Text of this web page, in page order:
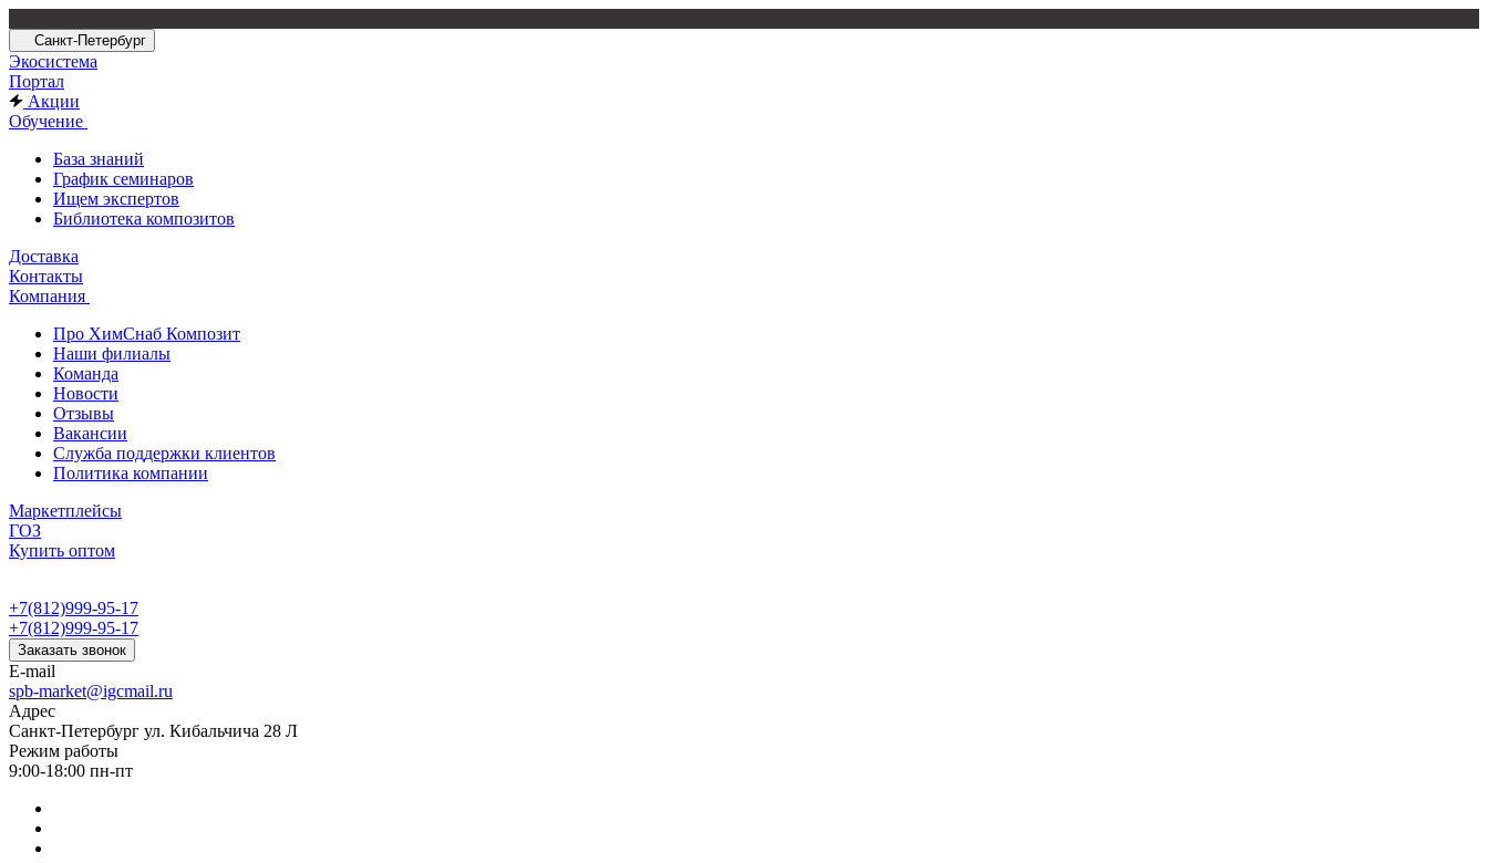
Санкт-Петербург
Экосистема
Портал
Акции
Обучение
База знаний
График семинаров
Ищем экспертов
Библиотека композитов
Доставка
Контакты
Компания
Про ХимСнаб Композит
Наши филиалы
Команда
Новости
Отзывы
Вакансии
Служба поддержки клиентов
Политика компании
Маркетплейсы
ГОЗ
Купить оптом
+7(812)999-95-17
+7(812)999-95-17
Заказать звонок
E-mail
spb-market@igcmail.ru
Адрес
Санкт-Петербург ул. Кибальчича 28 Л
Режим работы
9:00-18:00 пн-пт